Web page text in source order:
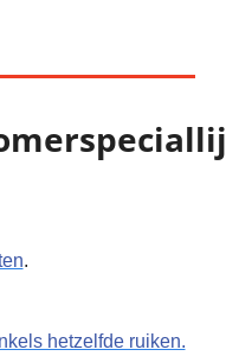
.
hetzelfde ruiken.